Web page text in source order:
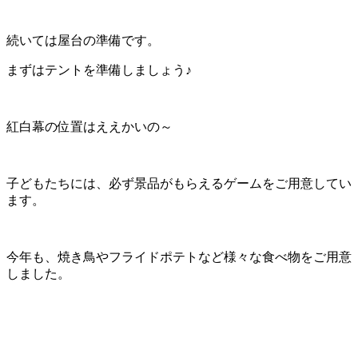
続いては屋台の準備です。
まずはテントを準備しましょう♪
紅白幕の位置はええかいの～
子どもたちには、必ず景品がもらえるゲームをご用意してい
ます。
今年も、焼き鳥やフライドポテトなど様々な食べ物をご用意
しました。